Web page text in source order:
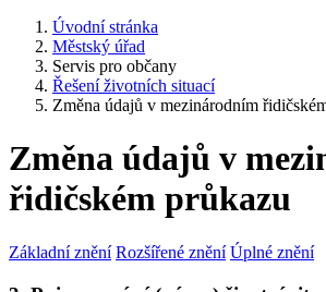
Úvodní stránka
Městský úřad
Servis pro občany
Řešení životních situací
Změna údajů v mezinárodním
Změna údajů v
řidičském průkazu
Základní znění Rozšířené znění Úplné znění